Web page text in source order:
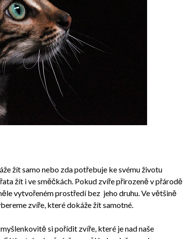
žít samo nebo zda potřebuje ke svému životu
žít i ve směčkách. Pokud zvíře přirozeně v přárodě
vytvořeném prostředí bez jeho druhu. Ve většině
zvíře, které dokáže žít samotné.
si pořídit zvíře, které je nad naše